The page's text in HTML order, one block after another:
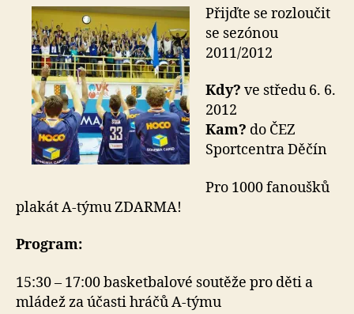
Přijďte se rozloučit
se sezónou
2011/2012
Kdy? ve středu 6. 6.
2012
Kam? do ČEZ
Sportcentra Děčín
Pro 1000 fanoušků
plakát A-týmu ZDARMA!
Program:
15:30 – 17:00 basketbalové soutěže pro děti a
mládež za účasti hráčů A-týmu